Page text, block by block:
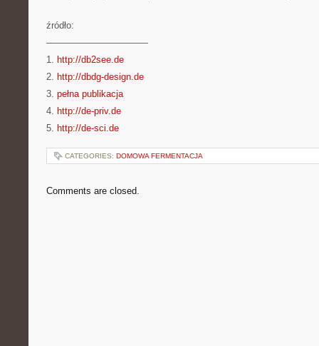
źródło:
———————————
1. http://db2see.de
2. http://dbdg-design.de
3. pełna publikacja
4. http://de-priv.de
5. http://de-sci.de
CATEGORIES: DOMOWA FERMENTACJA
Comments are closed.